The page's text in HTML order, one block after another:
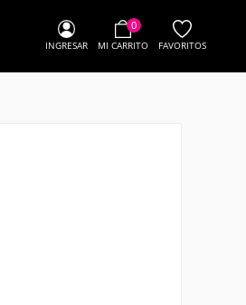
0
MI CARRITO FAVORITOS
INGRESAR